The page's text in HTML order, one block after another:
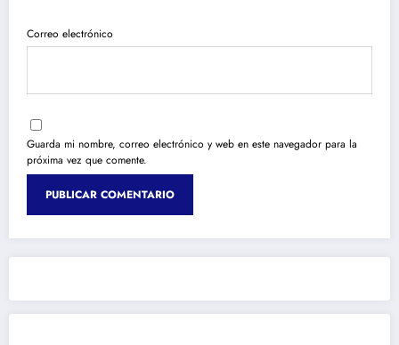
Correo electrónico
Guarda mi nombre, correo electrónico y web en este navegador para la
próxima vez que comente.